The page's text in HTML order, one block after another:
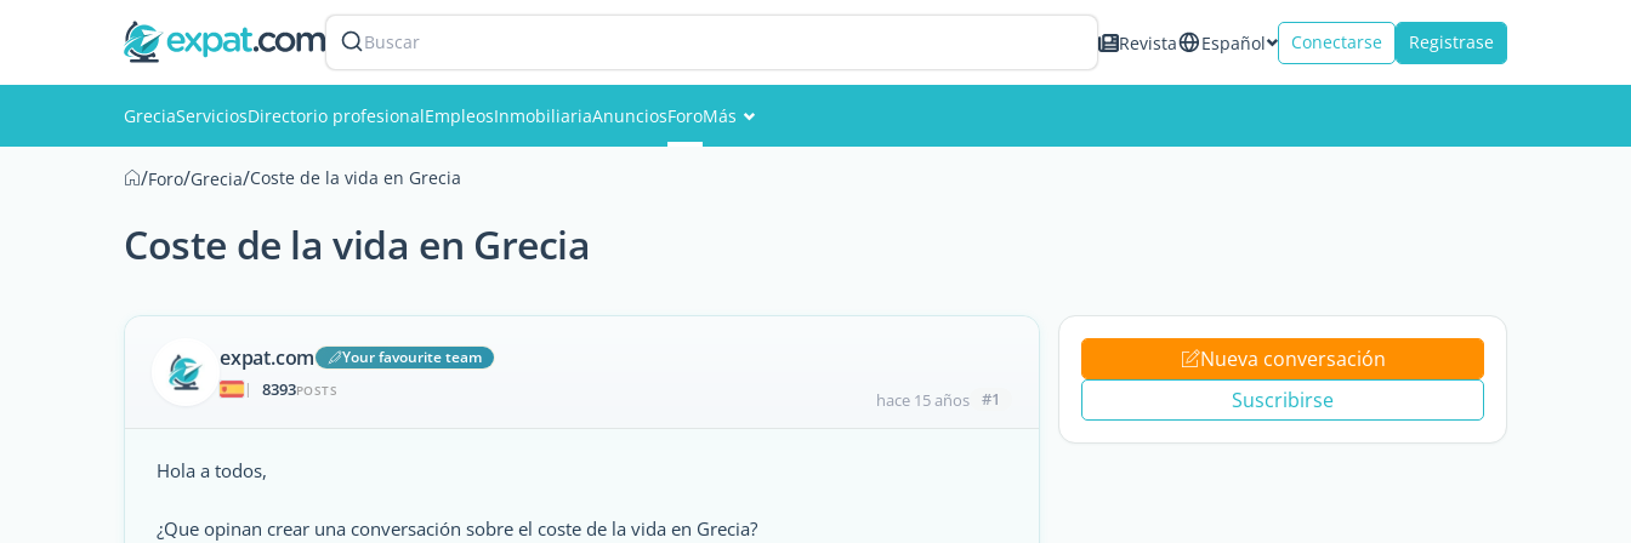
Buscar Revista Español Conectarse Registrase
GreciaServiciosDirectorio profesionalEmpleosInmobiliariaAnunciosForoMás
/Foro/Grecia/Coste de la vida en Grecia
Coste de la vida en Grecia
expat.com
Your favourite team
|
8393POSTS hace 15 años #1
Hola a todos,
¿Que opinan crear una conversación sobre el coste de la vida en Grecia?
Nueva conversación
Suscribirse